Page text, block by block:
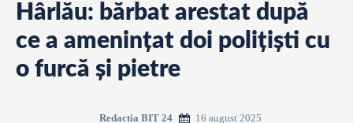
Hârlău: bărbat arestat după
ce a amenințat doi polițiști cu
o furcă și pietre
Redactia BIT 24 16 august 2025